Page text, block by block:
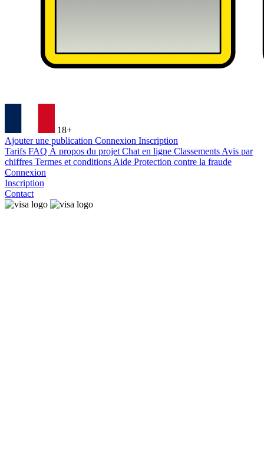
18+
Ajouter une publication Connexion Inscription
Tarifs FAQ À propos du projet Chat en ligne Classements Avis par
chiffres Termes et conditions Aide Protection contre la fraude
Connexion
Inscription
Contact